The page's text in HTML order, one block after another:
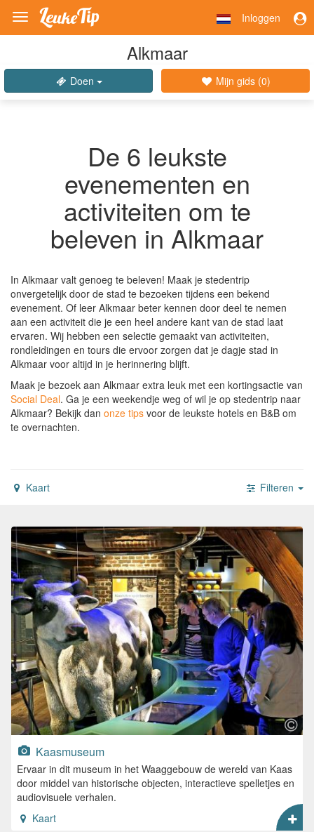
Toggle
navigation
Inloggen
Alkmaar
Doen Mijn gids (0)
De 6 leukste
evenementen en
activiteiten om te
beleven in Alkmaar
In Alkmaar valt genoeg te beleven! Maak je stedentrip
onvergetelijk door de stad te bezoeken tijdens een bekend
evenement. Of leer Alkmaar beter kennen door deel te nemen
aan een activiteit die je een heel andere kant van de stad laat
ervaren. Wij hebben een selectie gemaakt van activiteiten,
rondleidingen en tours die ervoor zorgen dat je dagje stad in
Alkmaar voor altijd in je herinnering blijft.
Maak je bezoek aan Alkmaar extra leuk met een kortingsactie van
Social Deal. Ga je een weekendje weg of wil je op stedentrip naar
Alkmaar? Bekijk dan onze tips voor de leukste hotels en B&B om
te overnachten.
Kaart Filteren
Kaasmuseum
Ervaar in dit museum in het Waaggebouw de wereld van Kaas
door middel van historische objecten, interactieve spelletjes en
audiovisuele verhalen.
Kaart